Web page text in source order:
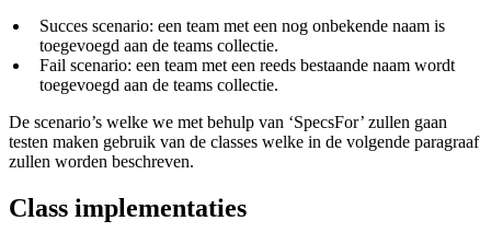
Succes scenario: een team met een nog onbekende naam is
toegevoegd aan de teams collectie.
Fail scenario: een team met een reeds bestaande naam wordt
toegevoegd aan de teams collectie.
De scenario’s welke we met behulp van ‘SpecsFor’ zullen gaan
testen maken gebruik van de classes welke in de volgende paragraaf
zullen worden beschreven.
Class implementaties